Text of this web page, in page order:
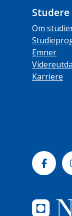
Studere
Om
Emner
Karriere